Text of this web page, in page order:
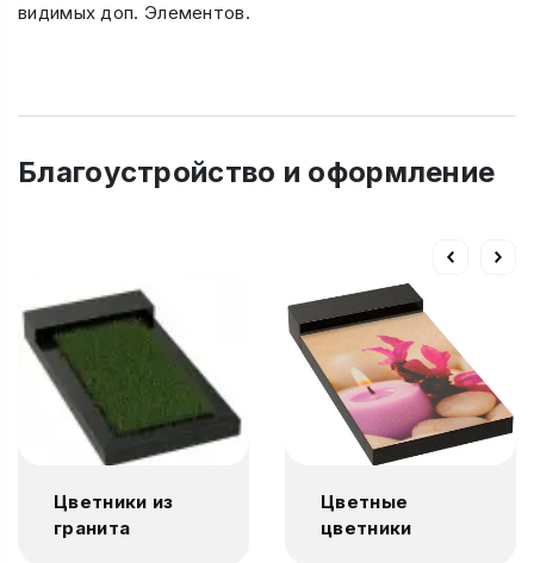
видимых доп. Элементов.
Благоустройство и оформление
Цветники из
гранита
Цветные
цветники